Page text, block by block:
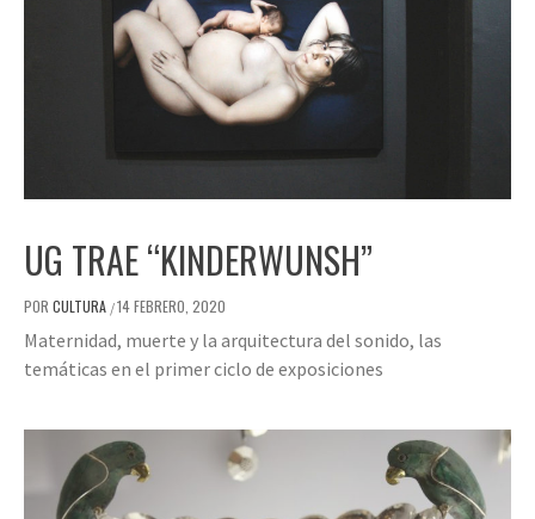
UG TRAE “KINDERWUNSH”
POR CULTURA /14 FEBRERO, 2020
Maternidad, muerte y la arquitectura del sonido, las
temáticas en el primer ciclo de exposiciones